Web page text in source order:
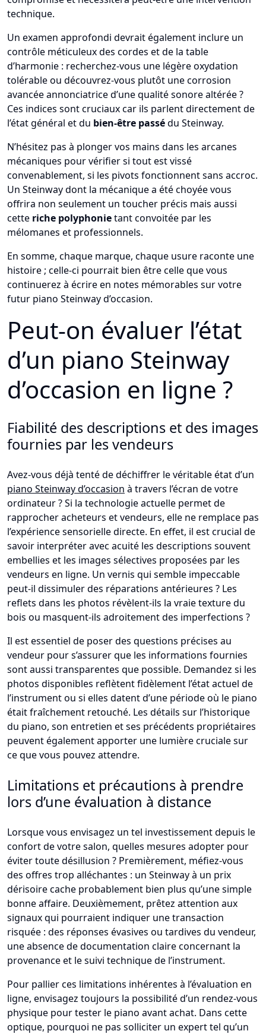
technique.
Un examen approfondi devrait également inclure un
contrôle méticuleux des cordes et de la table
d’harmonie : recherchez-vous une légère oxydation
tolérable ou découvrez-vous plutôt une corrosion
avancée annonciatrice d’une qualité sonore altérée ?
Ces indices sont cruciaux car ils parlent directement de
l’état général et du bien-être passédu Steinway.
N’hésitez pas à plonger vos mains dans les arcanes
mécaniques pour vérifier si tout est vissé
convenablement, si les pivots fonctionnent sans accroc.
Un Steinway dont la mécanique a été choyée vous
offrira non seulement un toucher précis mais aussi
cette riche polyphonietant convoitée par les
mélomanes et professionnels.
En somme, chaque marque, chaque usure raconte une
histoire ; celle-ci pourrait bien être celle que vous
continuerez à écrire en notes mémorables sur votre
futur piano Steinway d’occasion.
Peut-on évaluer l’état
d’un piano Steinway
d’occasion en ligne ?
Fiabilité des descriptions et des images
fournies par les vendeurs
Avez-vous déjà tenté de déchiffrer le véritable état d’un
piano Steinway d’occasion à travers l’écran de votre
ordinateur ? Si la technologie actuelle permet de
rapprocher acheteurs et vendeurs, elle ne remplace pas
l’expérience sensorielle directe. En effet, il est crucial de
savoir interpréter avec acuité les descriptions souvent
embellies et les images sélectives proposées par les
vendeurs en ligne. Un vernis qui semble impeccable
peut-il dissimuler des réparations antérieures ? Les
reflets dans les photos révèlent-ils la vraie texture du
bois ou masquent-ils adroitement des imperfections ?
Il est essentiel de poser des questions précises au
vendeur pour s’assurer que les informations fournies
sont aussi transparentes que possible. Demandez si les
photos disponibles reflètent fidèlement l’état actuel de
l’instrument ou si elles datent d’une période où le piano
était fraîchement retouché. Les détails sur l’historique
du piano, son entretien et ses précédents propriétaires
peuvent également apporter une lumière cruciale sur
ce que vous pouvez attendre.
Limitations et précautions à prendre
lors d’une évaluation à distance
Lorsque vous envisagez un tel investissement depuis le
confort de votre salon, quelles mesures adopter pour
éviter toute désillusion ? Premièrement, méfiez-vous
des offres trop alléchantes : un Steinway à un prix
dérisoire cache probablement bien plus qu’une simple
bonne affaire. Deuxièmement, prêtez attention aux
signaux qui pourraient indiquer une transaction
risquée : des réponses évasives ou tardives du vendeur,
une absence de documentation claire concernant la
provenance et le suivi technique de l’instrument.
Pour pallier ces limitations inhérentes à l’évaluation en
ligne, envisagez toujours la possibilité d’un rendez-vous
physique pour tester le piano avant achat. Dans cette
optique, pourquoi ne pas solliciter un expert tel qu’un